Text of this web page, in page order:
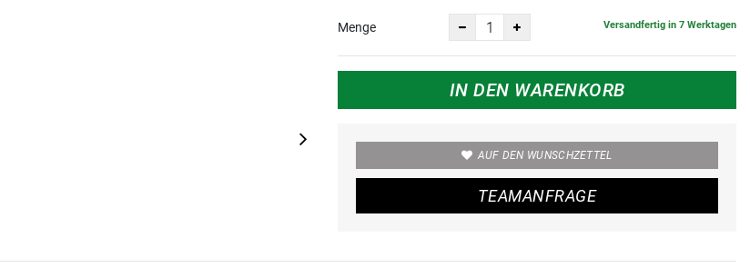
Menge Versandfertig in 7 Werktagen
IN DEN WARENKORB
AUF DEN WUNSCHZETTEL
TEAMANFRAGE